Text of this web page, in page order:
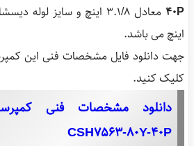
40P
اینچ می باشد.
جهت دانلود فایل مشخصات فنی این
کلیک کنید.
دانلود مشخصات فنی
CSH7563-80Y-40P